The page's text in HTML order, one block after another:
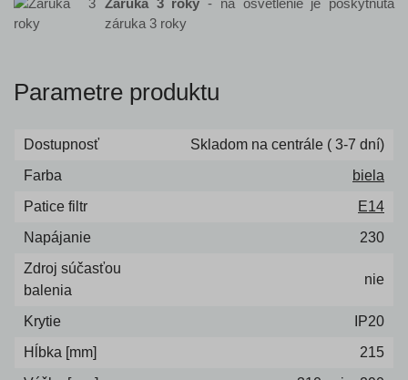
Záruka 3 roky - na osvetlenie je poskytnutá
záruka 3 roky
Parametre produktu
Dostupnosť
Skladom na centrále ( 3-7 dní)
Farba
biela
Patice filtr
E14
Napájanie
230
Zdroj súčasťou
balenia
nie
Krytie
IP20
Hĺbka [mm]
215